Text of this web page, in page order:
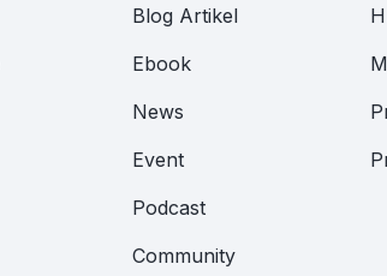
Blog Artikel
Ebook
News
Event
Podcast
Community